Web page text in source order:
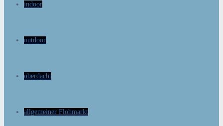
indoor
outdoor
überdacht
allgemeiner Flohmarkt